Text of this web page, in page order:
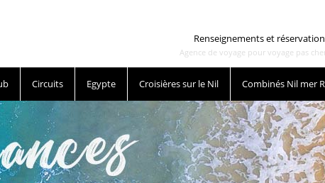
Renseignements et
Agence de voyage pour voyage pas
Circuits Egypte Croisières sur le Nil Combinés Nil mer